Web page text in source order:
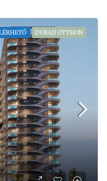
DUBAJI OTTHON